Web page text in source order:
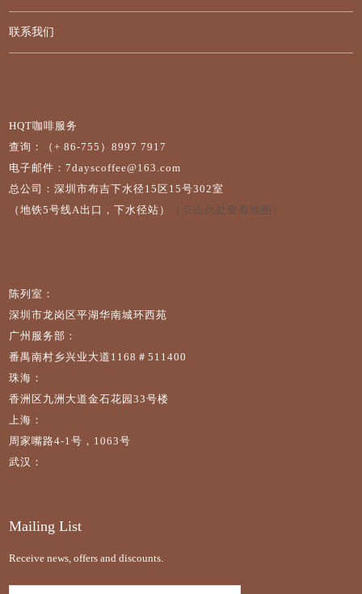
联系我们
HQT咖啡服务
查询：（+ 86-755）8997 7917
电子邮件：7dayscoffee@163.com
总公司：深圳市布吉下水径15区15号302室
（地铁5号线A出口，下水径站）
（点击此处查看地图）
陈列室：
深圳市龙岗区平湖华南城环西苑
广州服务部：
番禺南村乡兴业大道1168＃511400
珠海：
香洲区九洲大道金石花园33号楼
上海：
周家嘴路4-1号，1063号
武汉：
Mailing List
Receive news, offers and discounts.